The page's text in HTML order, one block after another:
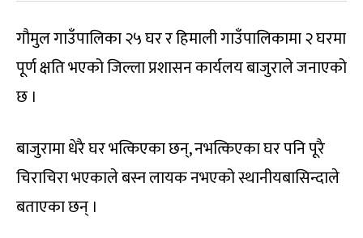
गौमुल गाउँपालिका २५ घर र हिमाली गाउँपालिकामा २ घरमा
पूर्ण क्षति भएको जिल्ला प्रशासन कार्यलय बाजुराले जनाएको
छ ।
बाजुरामा धेरै घर भत्किएका छन्, नभत्किएका घर पनि पूरै
चिराचिरा भएकाले बस्न लायक नभएको स्थानीयबासिन्दाले
बताएका छन् ।